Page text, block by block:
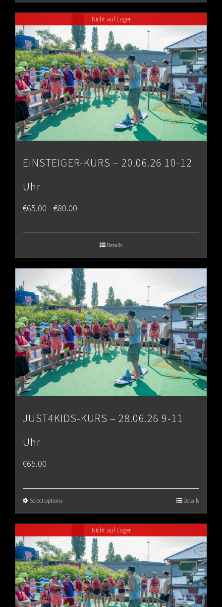
€80.00
Nicht auf Lager
EINSTEIGER-KURS – 20.06.26 10-12
Uhr
€65.00–€80.00
€80.00
Details
JUST4KIDS-KURS – 28.06.26 9-11
Uhr
€65.00
Select options Details
Nicht auf Lager